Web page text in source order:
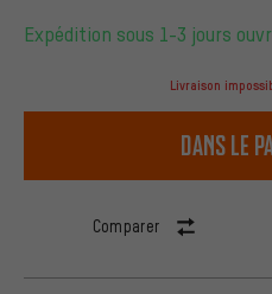
Expédition sous 1-3 jours
Livraison
dans le
Comparer